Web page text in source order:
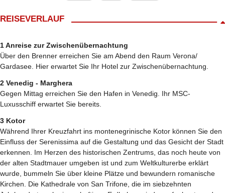
REISEVERLAUF
1 Anreise zur Zwischenübernachtung
Über den Brenner erreichen Sie am Abend den Raum Verona/
Gardasee. Hier erwartet Sie Ihr Hotel zur Zwischenübernachtung.
2 Venedig - Marghera
Gegen Mittag erreichen Sie den Hafen in Venedig. Ihr MSC-
Luxusschiff erwartet Sie bereits.
3 Kotor
Während Ihrer Kreuzfahrt ins montenegrinische Kotor können Sie den
Einfluss der Serenissima auf die Gestaltung und das Gesicht der Stadt
erkennen. Im Herzen des historischen Zentrums, das noch heute von
der alten Stadtmauer umgeben ist und zum Weltkulturerbe erklärt
wurde, bummeln Sie über kleine Plätze und bewundern romanische
Kirchen. Die Kathedrale von San Trifone, die im siebzehnten